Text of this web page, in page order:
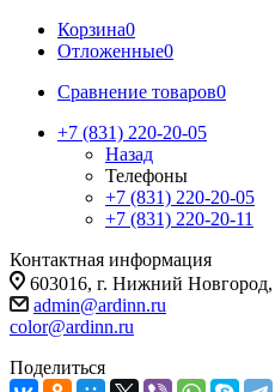
Корзина0
Отложенные0
Сравнение товаров0
+7 (831) 220-20-05
Назад
Телефоны
+7 (831) 220-20-05
+7 (831) 220-20-11
Контактная информация
603016, г. Нижний
admin@ardinn.ru
color@ardinn.ru
Поделиться